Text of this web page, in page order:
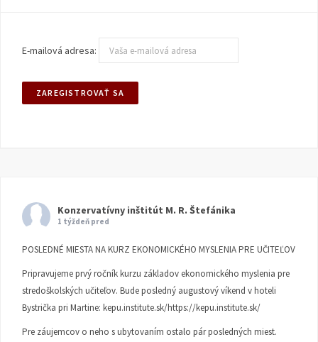
E-mailová adresa:
Konzervatívny inštitút M. R. Štefánika
1 týždeň pred
POSLEDNÉ MIESTA NA KURZ EKONOMICKÉHO MYSLENIA PRE UČITEĽOV
Pripravujeme prvý ročník kurzu základov ekonomického myslenia pre
stredoškolských učiteľov. Bude posledný augustový víkend v hoteli
Bystrička pri Martine: kepu.institute.sk/https://kepu.institute.sk/
Pre záujemcov o neho s ubytovaním ostalo pár posledných miest.